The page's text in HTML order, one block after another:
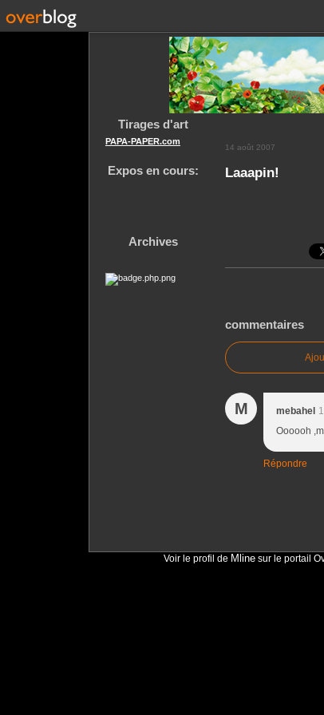
Tirages d'art
PAPA-PAPER.com
Expos en cours:
Archives
14 août 2007
Laaapin!
commentaires
M mebahel
Oooooh
Répondre
Voir le profil de Mline sur le portail